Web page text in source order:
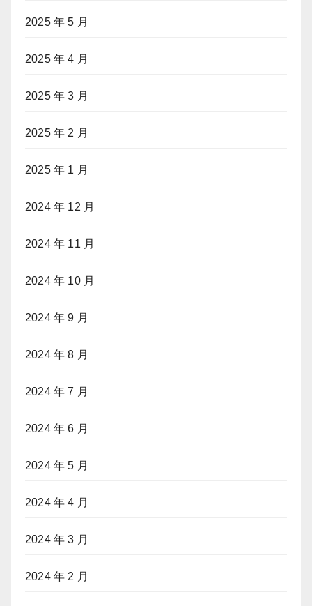
2025 年 5 月
2025 年 4 月
2025 年 3 月
2025 年 2 月
2025 年 1 月
2024 年 12 月
2024 年 11 月
2024 年 10 月
2024 年 9 月
2024 年 8 月
2024 年 7 月
2024 年 6 月
2024 年 5 月
2024 年 4 月
2024 年 3 月
2024 年 2 月